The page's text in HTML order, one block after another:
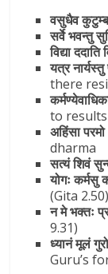
वसुधैव
सर्वे भवन्तु
विद्या ददाति
यत्र
there
to results
अहिंसा परमो
dharma
सत्यं शिवं
योगः कर्मसु
(Gita 2.50)
न मे भक्तः
9.31)
ध्यानं मूलं
Guru’s